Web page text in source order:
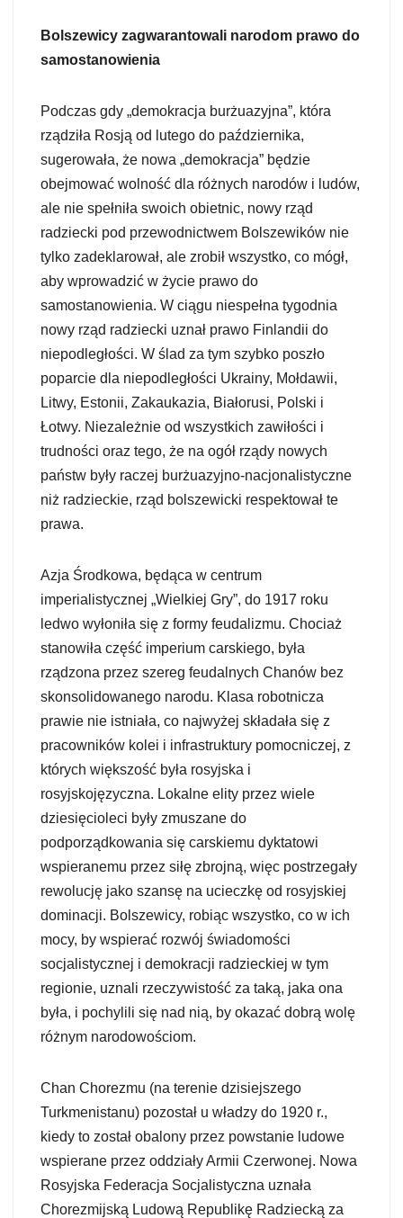
Bolszewicy zagwarantowali narodom prawo do
samostanowienia
Podczas gdy „demokracja burżuazyjna”, która
rządziła Rosją od lutego do października,
sugerowała, że nowa „demokracja” będzie
obejmować wolność dla różnych narodów i ludów,
ale nie spełniła swoich obietnic, nowy rząd
radziecki pod przewodnictwem Bolszewików nie
tylko zadeklarował, ale zrobił wszystko, co mógł,
aby wprowadzić w życie prawo do
samostanowienia. W ciągu niespełna tygodnia
nowy rząd radziecki uznał prawo Finlandii do
niepodległości. W ślad za tym szybko poszło
poparcie dla niepodległości Ukrainy, Mołdawii,
Litwy, Estonii, Zakaukazia, Białorusi, Polski i
Łotwy. Niezależnie od wszystkich zawiłości i
trudności oraz tego, że na ogół rządy nowych
państw były raczej burżuazyjno-nacjonalistyczne
niż radzieckie, rząd bolszewicki respektował te
prawa.
Azja Środkowa, będąca w centrum
imperialistycznej „Wielkiej Gry”, do 1917 roku
ledwo wyłoniła się z formy feudalizmu. Chociaż
stanowiła część imperium carskiego, była
rządzona przez szereg feudalnych Chanów bez
skonsolidowanego narodu. Klasa robotnicza
prawie nie istniała, co najwyżej składała się z
pracowników kolei i infrastruktury pomocniczej, z
których większość była rosyjska i
rosyjskojęzyczna. Lokalne elity przez wiele
dziesięcioleci były zmuszane do
podporządkowania się carskiemu dyktatowi
wspieranemu przez siłę zbrojną, więc postrzegały
rewolucję jako szansę na ucieczkę od rosyjskiej
dominacji. Bolszewicy, robiąc wszystko, co w ich
mocy, by wspierać rozwój świadomości
socjalistycznej i demokracji radzieckiej w tym
regionie, uznali rzeczywistość za taką, jaka ona
była, i pochylili się nad nią, by okazać dobrą wolę
różnym narodowościom.
Chan Chorezmu (na terenie dzisiejszego
Turkmenistanu) pozostał u władzy do 1920 r.,
kiedy to został obalony przez powstanie ludowe
wspierane przez oddziały Armii Czerwonej. Nowa
Rosyjska Federacja Socjalistyczna uznała
Chorezmijską Ludową Republikę Radziecką za